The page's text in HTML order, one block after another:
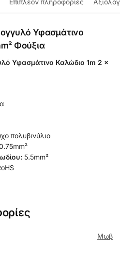
Υφασμάτινο
Φούξια
Υφασμάτινο Καλώδιο 1m 2 x
πολυβινύλιο
5.5mm²
Μωβ